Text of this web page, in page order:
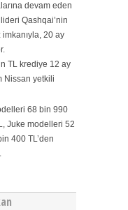
devam eden
Qashqai’nin
20 ay
TL krediye 12 ay
Nissan yetkili
68 bin 990
Juke modelleri 52
400 TL’den